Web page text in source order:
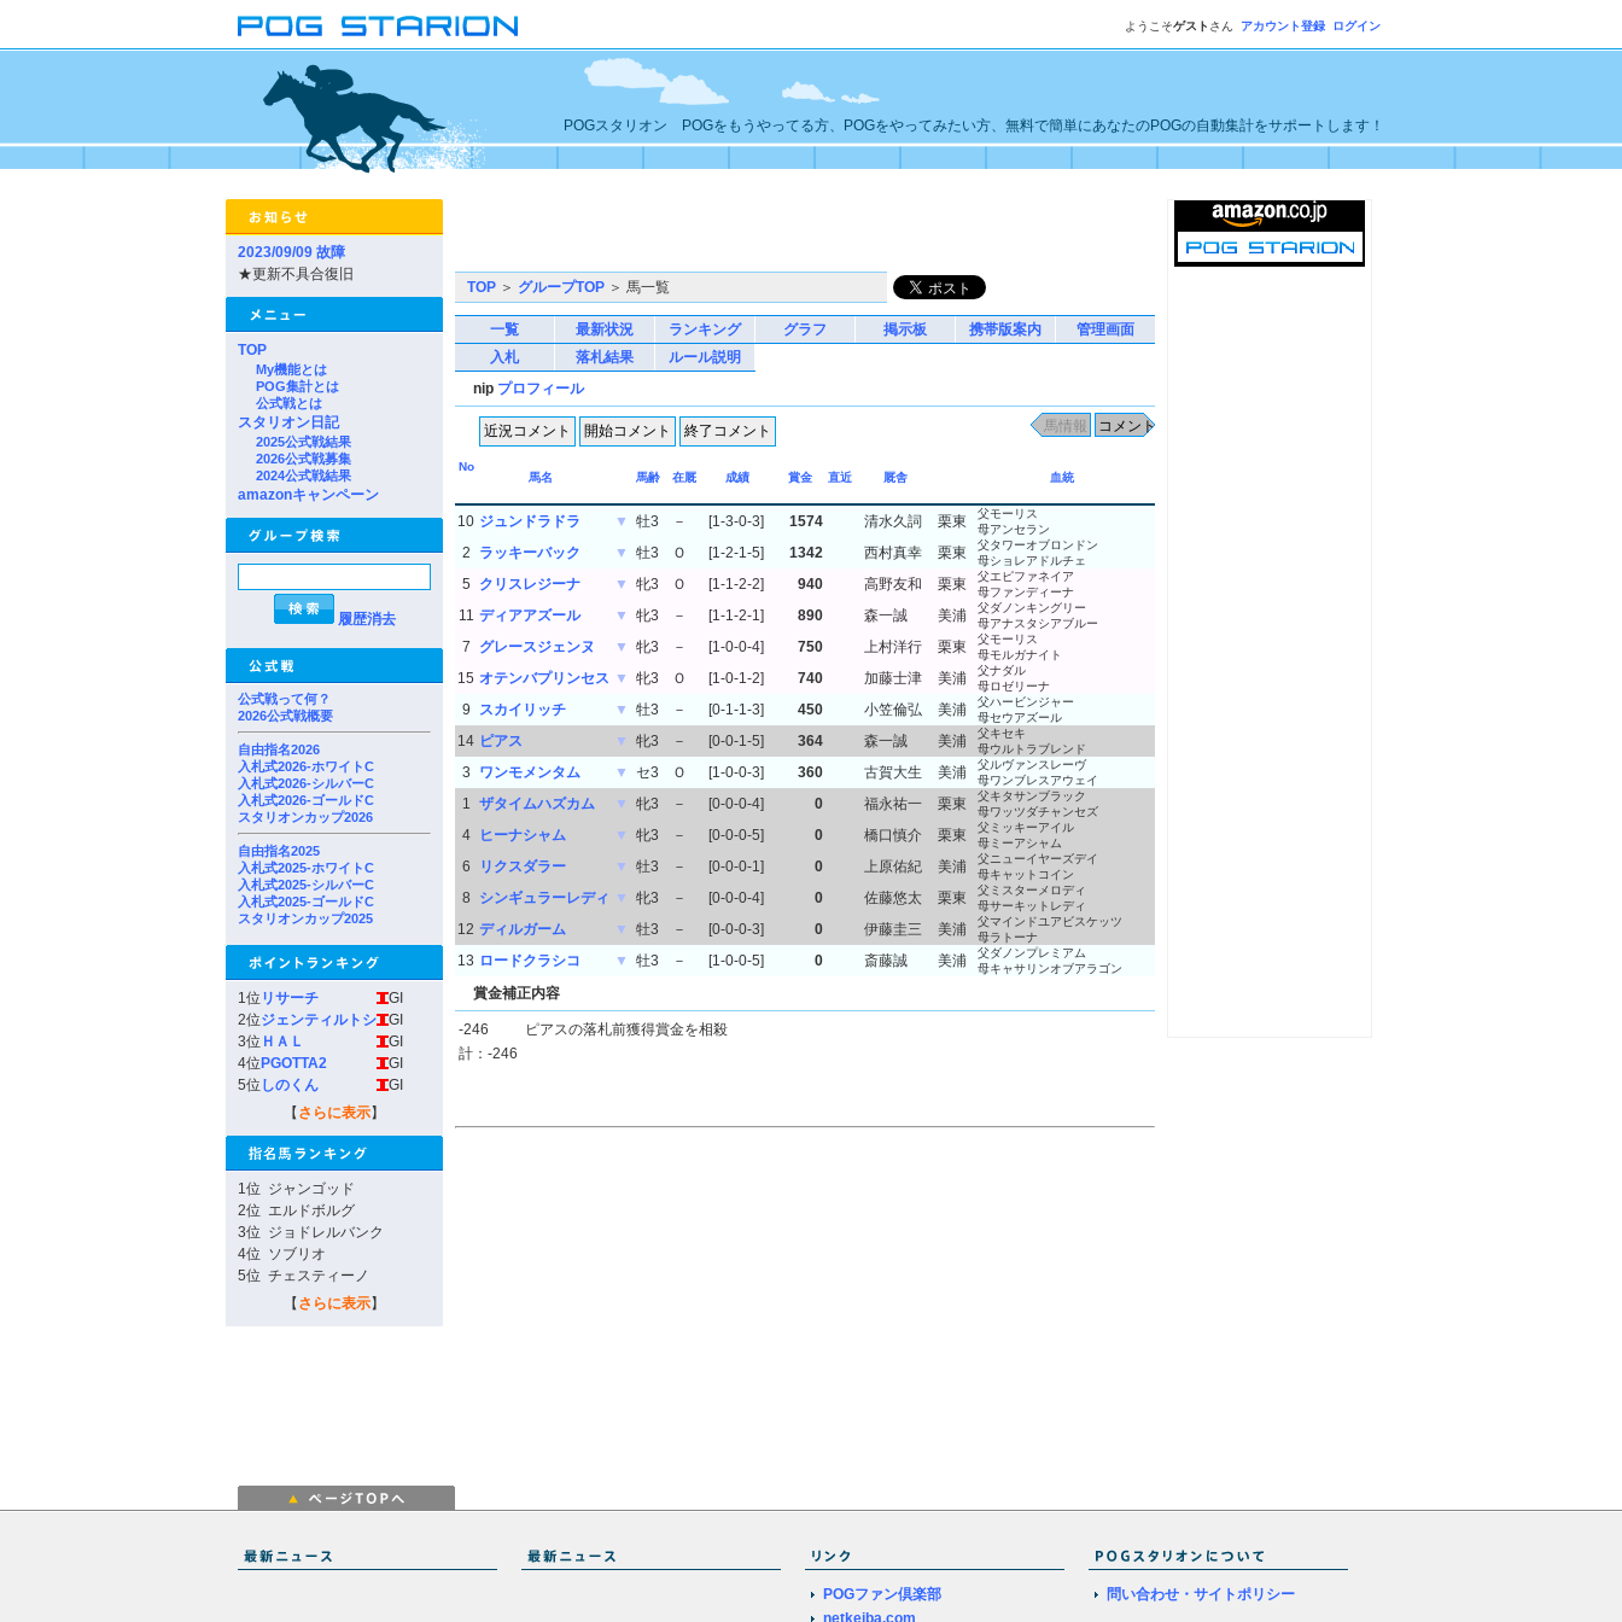
ようこそゲスト さん アカウント登録 ログイン
POGスタリオン POGをもうやってる方、POGをやってみたい方、無料で簡単にあなたのPOGの自動集計をサポートします！
2023/09/09 故障
★更新不具合復旧
TOP
My機能とは
POG集計とは
公式戦とは
スタリオン日記
2025公式戦結果
2026公式戦募集
2024公式戦結果
amazonキャンペーン
履歴消去
公式戦って何？
2026公式戦概要
自由指名2026
入札式2026-ホワイトC
入札式2026-シルバーC
入札式2026-ゴールドC
スタリオンカップ2026
自由指名2025
入札式2025-ホワイトC
入札式2025-シルバーC
入札式2025-ゴールドC
スタリオンカップ2025
1位 リサーチ
GI
2位ジェンティルトシ
GI
3位 ＨＡＬ
GI
4位 PGOTTA2
GI
5位 しのくん
GI
【 さらに表示】
1位 ジャンゴッド
2位 エルドボルグ
3位 ジョドレルバンク
4位 ソブリオ
5位 チェスティーノ
【 さらに表示】
TOP ＞ グループTOP ＞ 馬一覧
一覧 最新状況 ランキング グラフ 掲示板 携帯版案内
管理画面
入札
落札結果
ルール説明
nip プロフィール
No
馬名
馬齢 在厩 成績 賞金 直近 厩舎 血統
10 ジュンドラドラ ▼ 牡3 － [1-3-0-3] 1574 清水久詞 栗東
父モーリス
母アンセラン
2 ラッキーバック ▼ 牡3 Ｏ [1-2-1-5] 1342 西村真幸 栗東
父タワーオブロンドン
母ショレアドルチェ
5 クリスレジーナ ▼ 牝3 Ｏ [1-1-2-2] 940 高野友和 栗東
父エピファネイア
母ファンディーナ
11 ディアアズール ▼ 牝3 － [1-1-2-1] 890 森一誠 美浦
父ダノンキングリー
母アナスタシアブルー
7 グレースジェンヌ ▼ 牝3 － [1-0-0-4] 750 上村洋行 栗東
父モーリス
母モルガナイト
15 オテンバプリンセス ▼ 牝3 Ｏ [1-0-1-2] 740 加藤士津 美浦
父ナダル
母ロゼリーナ
9 スカイリッチ ▼ 牡3 － [0-1-1-3] 450 小笠倫弘 美浦
父ハービンジャー
母セウアズール
14 ピアス ▼ 牝3 － [0-0-1-5] 364 森一誠 美浦
父キセキ
母ウルトラブレンド
3 ワンモメンタム ▼ セ3 Ｏ [1-0-0-3] 360 古賀大生 美浦
父ルヴァンスレーヴ
母ワンブレスアウェイ
1 ザタイムハズカム ▼ 牝3 － [0-0-0-4] 0 福永祐一 栗東
父キタサンブラック
母ワッツダチャンセズ
4 ヒーナシャム ▼ 牝3 － [0-0-0-5] 0 橋口慎介 栗東
父ミッキーアイル
母ミーアシャム
6 リクスダラー ▼ 牡3 － [0-0-0-1] 0 上原佑紀 美浦
父ニューイヤーズデイ
母キャットコイン
8 シンギュラーレディ ▼ 牝3 － [0-0-0-4] 0 佐藤悠太 栗東
父ミスターメロディ
母サーキットレディ
12 ディルガーム ▼ 牡3 － [0-0-0-3] 0 伊藤圭三 美浦
父マインドユアビスケッツ
母ラトーナ
13 ロードクラシコ ▼ 牡3 － [1-0-0-5] 0 斎藤誠 美浦
父ダノンプレミアム
母キャサリンオブアラゴン
賞金補正内容
-246
ピアスの落札前獲得賞金を相殺
計：-246
POGファン倶楽部
netkeiba.com
問い合わせ・サイトポリシー